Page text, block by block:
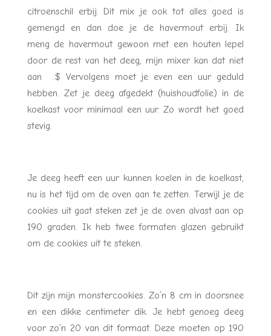
citroenschil erbij. Dit mix je ook tot alles goed is
gemengd en dan doe je de havermout erbij. Ik
meng de havermout gewoon met een houten lepel
door de rest van het deeg, mijn mixer kan dat niet
aan :$ Vervolgens moet je even een uur geduld
hebben. Zet je deeg afgedekt (huishoudfolie) in de
koelkast voor minimaal een uur. Zo wordt het goed
stevig.
Je deeg heeft een uur kunnen koelen in de koelkast,
nu is het tijd om de oven aan te zetten. Terwijl je de
cookies uit gaat steken zet je de oven alvast aan op
190 graden. Ik heb twee formaten glazen gebruikt
om de cookies uit te steken.
Dit zijn mijn monstercookies. Zo’n 8 cm in doorsnee
en een dikke centimeter dik. Je hebt genoeg deeg
voor zo’n 20 van dit formaat. Deze moeten op 190